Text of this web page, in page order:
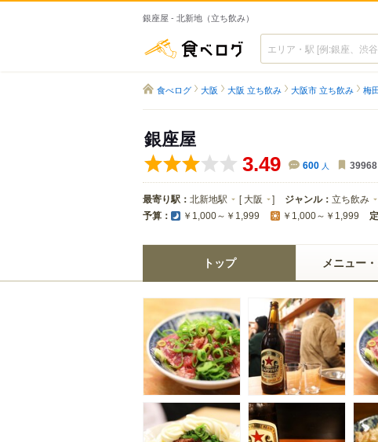
銀座屋 - 北新地（立ち飲み）
食べログ
食べログ 大阪 大阪 立ち飲み 大阪市 立ち飲み 梅
銀座屋
3.49 600 人 39968
最寄り駅： 北新地駅 [ 大阪 ] ジャンル： 立ち飲み
予算： ￥1,000～￥1,999 ￥1,000～￥1,999
トップ メニュー